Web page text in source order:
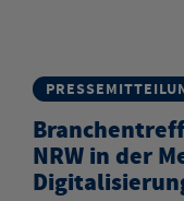
NRW in der